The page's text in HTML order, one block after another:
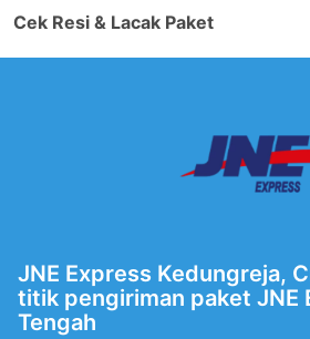
Cek Resi & Lacak Paket
JNE Express Kedungreja,
titik pengiriman paket JNE
Tengah